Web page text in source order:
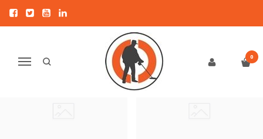
Navigacija
0
NAUJAUSIOS PREKĖS